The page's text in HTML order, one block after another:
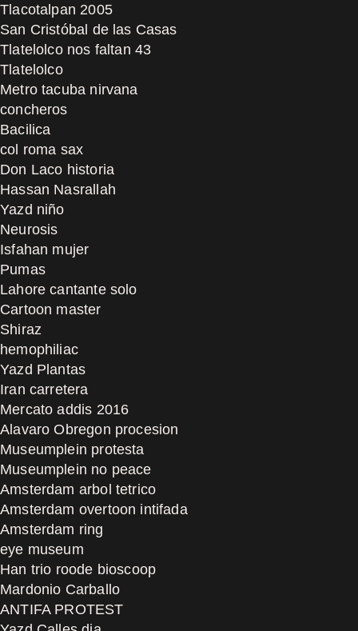
Tlacotalpan 2005
San Cristóbal de las Casas
Tlatelolco nos faltan 43
Tlatelolco
Metro tacuba nirvana
concheros
Bacilica
col roma sax
Don Laco historia
Hassan Nasrallah
Yazd niño
Neurosis
Isfahan mujer
Pumas
Lahore cantante solo
Cartoon master
Shiraz
hemophiliac
Yazd Plantas
Iran carretera
Mercato addis 2016
Alavaro Obregon procesion
Museumplein protesta
Museumplein no peace
Amsterdam arbol tetrico
Amsterdam overtoon intifada
Amsterdam ring
eye museum
Han trio roode bioscoop
Mardonio Carballo
ANTIFA PROTEST